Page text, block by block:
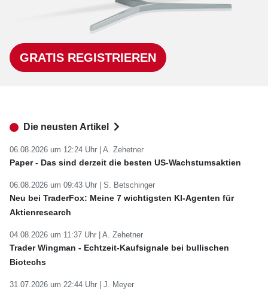
GRATIS REGISTRIEREN
Die neusten Artikel
06.08.2026 um 12:24 Uhr | A. Zehetner
Paper - Das sind derzeit die besten US-Wachstumsaktien
06.08.2026 um 09:43 Uhr | S. Betschinger
Neu bei TraderFox: Meine 7 wichtigsten KI-Agenten für
Aktienresearch
04.08.2026 um 11:37 Uhr | A. Zehetner
Trader Wingman - Echtzeit-Kaufsignale bei bullischen
Biotechs
31.07.2026 um 22:44 Uhr | J. Meyer